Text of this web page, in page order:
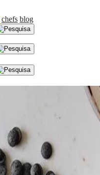
chefs blog